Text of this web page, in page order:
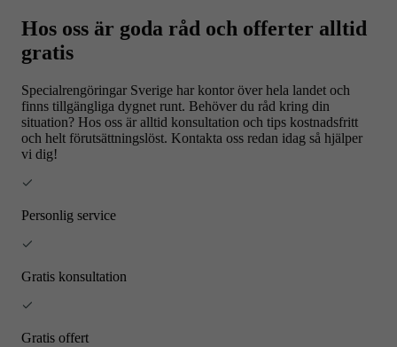
Hos oss är goda råd och offerter alltid
gratis
Specialrengöringar Sverige har kontor över hela landet och
finns tillgängliga dygnet runt. Behöver du råd kring din
situation? Hos oss är alltid konsultation och tips kostnadsfritt
och helt förutsättningslöst. Kontakta oss redan idag så hjälper
vi dig!
Personlig service
Gratis konsultation
Gratis offert